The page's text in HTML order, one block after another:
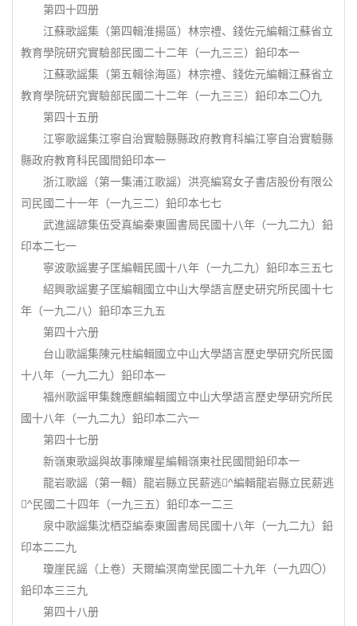
第四十四册
江蘇歌謡集（第四輯淮揚區）林宗禮、錢佐元編輯江蘇省立
教育學院研究實驗部民國二十二年（一九三三）鉛印本一
江蘇歌謡集（第五輯徐海區）林宗禮、錢佐元編輯江蘇省立
教育學院研究實驗部民國二十二年（一九三三）鉛印本二〇九
第四十五册
江寧歌謡集江寧自治實驗縣縣政府教育科編江寧自治實驗縣
縣政府教育科民國間鉛印本一
浙江歌謡（第一集浦江歌謡）洪亮編寫女子書店股份有限公
司民國二十一年（一九三二）鉛印本七七
武進謡諺集伍受真編秦東圖書局民國十八年（一九二九）鉛
印本二七一
寧波歌謡婁子匡編輯民國十八年（一九二九）鉛印本三五七
紹興歌謡婁子匡編輯國立中山大學語言歷史研究所民國十七
年（一九二八）鉛印本三九五
第四十六册
台山歌謡集陳元柱編輯國立中山大學語言歷史學研究所民國
十八年（一九二九）鉛印本一
福州歌謡甲集魏應麒編輯國立中山大學語言歷史學研究所民
國十八年（一九二九）鉛印本二六一
第四十七册
新嶺東歌謡與故事陳耀星編輯嶺東社民國間鉛印本一
龍岩歌謡（第一輯）龍岩縣立民薪逃^編輯龍岩縣立民薪逃
^民國二十四年（一九三五）鉛印本一二三
泉中歌謡集沈栖亞編泰東圖書局民國十八年（一九二九）鉛
印本二二九
瓊崖民謡（上卷）天爾編溟南堂民國二十九年（一九四〇）
鉛印本三三九
第四十八册